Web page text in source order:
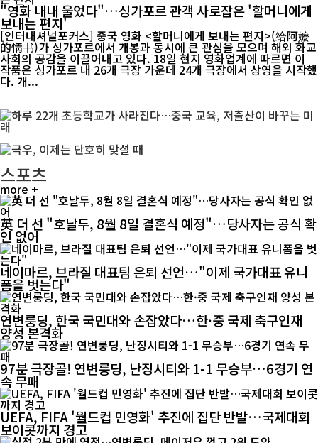
"영화 내내 울었다"…싱가포르 관객 사로잡은 '할머니에게
보내는 편지'
[인터내셔널포커스] 중국 영화 <할머니에게 보내는 편지>(给阿嬷
的情书)가 싱가포르에서 개봉과 동시에 큰 관심을 모으며 해외 화교
사회의 공감을 이끌어내고 있다. 18일 현지 영화업계에 따르면 이
작품은 싱가포르 내 26개 극장 가운데 24개 극장에서 상영을 시작했
다. 개...
스포츠
more +
英 더 선 "호날두, 8월 8일 결혼식 예정"…당사자는 공식 확
인 없어
네이마르, 브라질 대표팀 은퇴 선언…"이제 국가대표 유니
폼을 벗는다"
연변룽딩, 한국 국민대와 손잡았다…한·중 국제 축구인재
양성 본격화
97분 극장골! 연변룽딩, 난징시티와 1-1 무승부…6경기 연
속 무패
UEFA, FIFA '월드컵 민영화' 추진에 집단 반발…국제대회
보이콧까지 경고